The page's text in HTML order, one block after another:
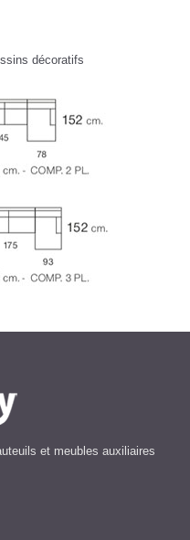
décoratifs
et meubles auxiliaires